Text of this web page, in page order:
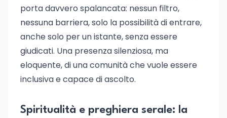
porta davvero spalancata: nessun filtro,
nessuna barriera, solo la possibilità di entrare,
anche solo per un istante, senza essere
giudicati. Una presenza silenziosa, ma
eloquente, di una comunità che vuole essere
inclusiva e capace di ascolto.
Spiritualità e preghiera serale: la